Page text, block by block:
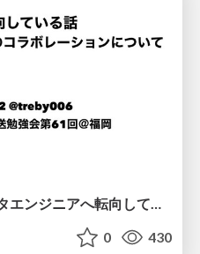
Webエンジニアからデータエンジニアへ転向している話 #pronama
0 430